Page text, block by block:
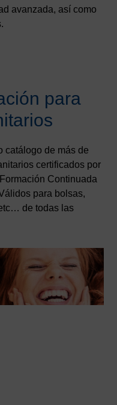
avanzada, así como
para
catálogo de más de
certificados por
Continuada
para bolsas,
de todas las